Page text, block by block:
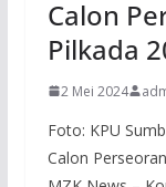
Calon
Pilkada
2 Mei 2024
Foto: KPU
Calon